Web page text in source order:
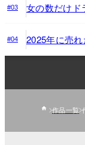
#03 女の数だけド
#04 2025年に売
作品一覧